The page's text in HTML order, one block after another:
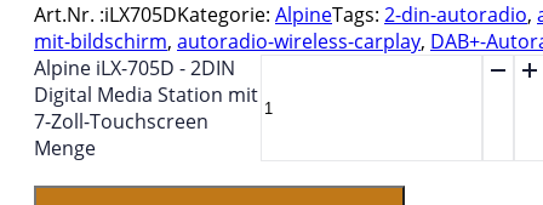
Art.Nr. :iLX705DKategorie: AlpineTags: 2-din-autoradio,
mit-bildschirm, autoradio-wireless-carplay, DAB+-
Alpine iLX-705D - 2DIN
Digital Media Station mit
7-Zoll-Touchscreen
Menge